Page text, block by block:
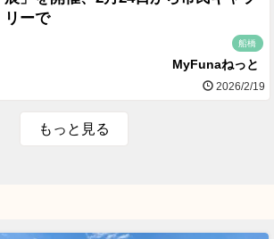
リーで
船橋
MyFunaねっと
2026/2/19
もっと見る